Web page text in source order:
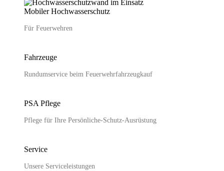
Mobiler Hochwasser­schutz
Für Feuerwehren
Fahrzeuge
Rundumservice beim Feuerwehrfahrzeugkauf
PSA Pflege
Pflege für Ihre Persönliche-Schutz-Ausrüstung
Service
Unsere Serviceleistungen